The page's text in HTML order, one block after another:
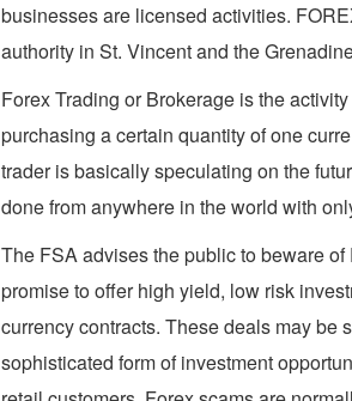
businesses are licensed activities.
authority in St. Vincent and the
Forex Trading or Brokerage is the
purchasing a certain quantity of one
trader is basically speculating on the
done from anywhere in the world with
The FSA advises the public to beware
promise to offer high yield, low risk
currency contracts. These deals may be
sophisticated form of investment